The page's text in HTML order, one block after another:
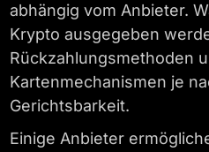
abhängig vom Anbieter.
Krypto ausgegeben
Rückzahlungsmethoden
Kartenmechanismen je
Gerichtsbarkeit.
Einige Anbieter